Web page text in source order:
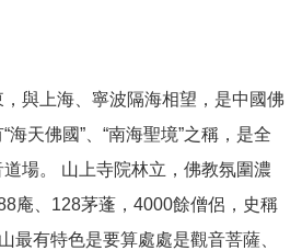
與上海、寧波隔海相望，是中國佛
天佛國”、“南海聖境”之稱，是全
場。 山上寺院林立，佛教氛圍濃
庵、128茅蓬，4000餘僧侶，史稱
最有特色是要算處處是觀音菩薩、